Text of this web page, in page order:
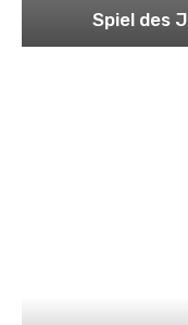
Spiel des